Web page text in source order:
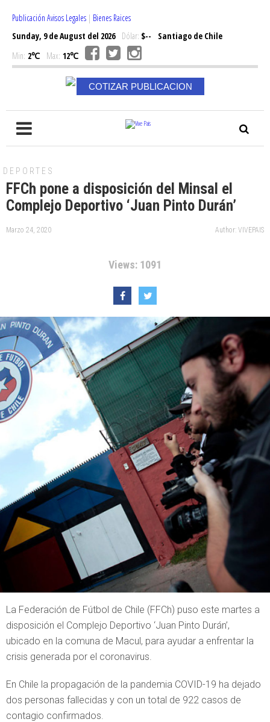
Publicación Avisos Legales | Bienes Raices
Sunday, 9 de August del 2026Dólar: $--
Santiago de Chile
Min: 2℃ Max: 12℃
COTIZAR PUBLICACION
DEPORTES
FFCh pone a disposición del Minsal el
Complejo Deportivo ‘Juan Pinto Durán’
Marzo 24, 2020 Author: VIVEPAIS
Views: 1091
La Federación de Fútbol de Chile (FFCh) puso este martes a
disposición el Complejo Deportivo ‘Juan Pinto Durán’,
ubicado en la comuna de Macul, para ayudar a enfrentar la
crisis generada por el coronavirus.
En Chile la propagación de la pandemia COVID-19 ha dejado
dos personas fallecidas y con un total de 922 casos de
contagio confirmados.